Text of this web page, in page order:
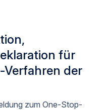
für
der
zum One-Stop-